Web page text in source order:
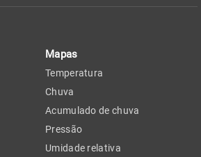
Mapas
Temperatura
Chuva
Acumulado de chuva
Pressão
Umidade relativa